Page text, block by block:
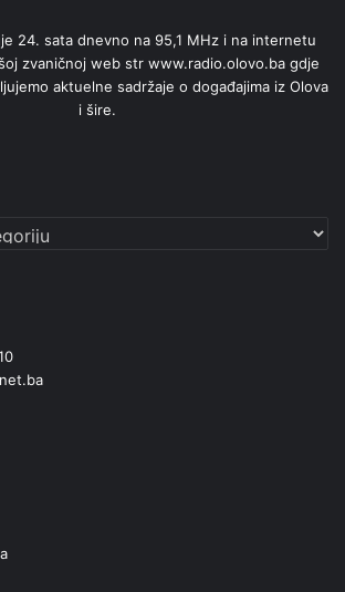
24. sata dnevno na 95,1 MHz i na internetu
zvaničnoj web str www.radio.olovo.ba gdje
aktuelne sadržaje o događajima iz Olova
i šire.